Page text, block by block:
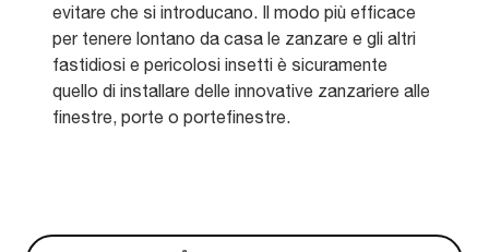
evitare che si introducano. Il modo più efficace
per tenere lontano da casa le zanzare e gli altri
fastidiosi e pericolosi insetti è sicuramente
quello di installare delle innovative zanzariere alle
finestre, porte o portefinestre.